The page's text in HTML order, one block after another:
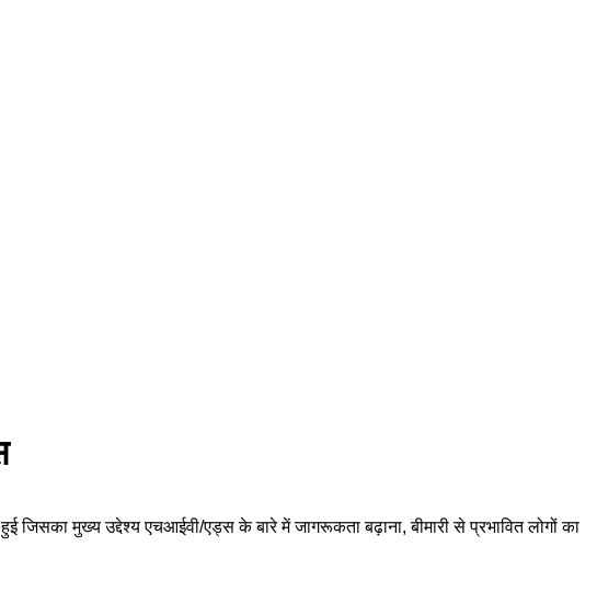
जिसका मुख्य उद्देश्य एचआईवी/एड्स के बारे में जागरूकता बढ़ाना, बीमारी से प्रभावित लोगों का